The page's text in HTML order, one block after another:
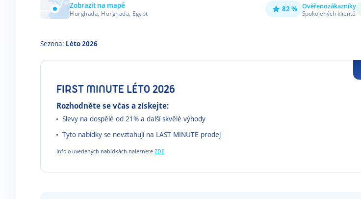
Zobrazit na mapě
Hurghada, Hurghada, Egypt 82 % Ověřenozákazníky
Spokojených klientů
Sezona: Léto 2026
FIRST MINUTE LÉTO 2026
Rozhodněte se včas a získejte:
Slevy na dospělé od 21% a další skvělé výhody
Tyto nabídky se nevztahují na LAST MINUTE prodej
Info o uvedených nabídkách naleznete ZDE